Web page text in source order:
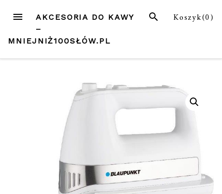
treści
MENU Koszyk(0)
SZUKAJ
AKCESORIA DO KAWY
–
MNIEJNIŻ100SŁÓW.PL